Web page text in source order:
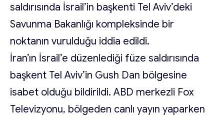
saldırısında İsrail’in başkenti Tel Aviv’deki
Savunma Bakanlığı kompleksinde bir
noktanın vurulduğu iddia edildi.
İran’ın İsrail’e düzenlediği füze saldırısında
başkent Tel Aviv’in Gush Dan bölgesine
isabet olduğu bildirildi. ABD merkezli Fox
Televizyonu, bölgeden canlı yayın yaparken